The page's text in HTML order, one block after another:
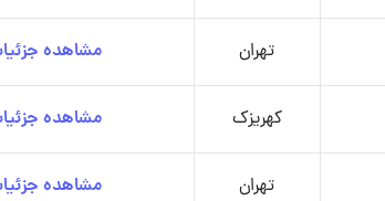
تهران مشاهده
کهریزک مشاهده
تهران مشاهده